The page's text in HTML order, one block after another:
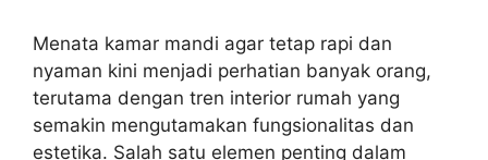
Menata kamar mandi agar tetap rapi dan
nyaman kini menjadi perhatian banyak orang,
terutama dengan tren interior rumah yang
semakin mengutamakan fungsionalitas dan
estetika. Salah satu elemen penting dalam